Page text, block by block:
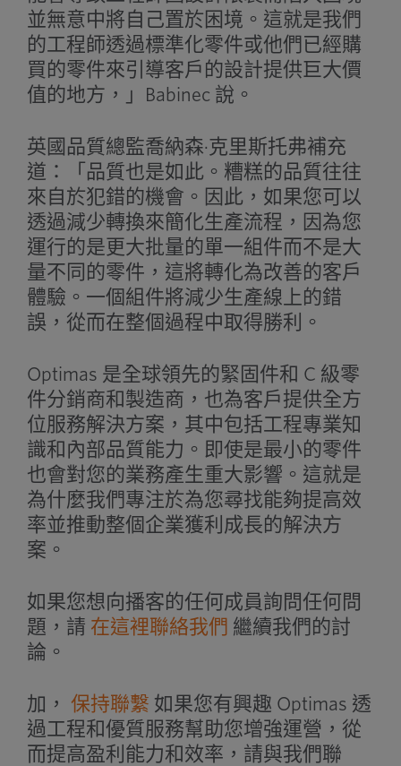
並無意中將自己置於困境。這就是我們
的工程師透過標準化零件或他們已經購
買的零件來引導客戶的設計提供巨大價
值的地方，」Babinec 說。
英國品質總監喬納森·克里斯托弗補充
道：「品質也是如此。糟糕的品質往往
來自於犯錯的機會。因此，如果您可以
透過減少轉換來簡化生產流程，因為您
運行的是更大批量的單一組件而不是大
量不同的零件，這將轉化為改善的客戶
體驗。一個組件將減少生產線上的錯
誤，從而在整個過程中取得勝利。
Optimas 是全球領先的緊固件和 C 級零
件分銷商和製造商，也為客戶提供全方
位服務解決方案，其中包括工程專業知
識和內部品質能力。即使是最小的零件
也會對您的業務產生重大影響。這就是
為什麼我們專注於為您尋找能夠提高效
率並推動整個企業獲利成長的解決方
案。
如果您想向播客的任何成員詢問任何問
題，請 在這裡聯絡我們 繼續我們的討
論。
加， 保持聯繫 如果您有興趣 Optimas 透
過工程和優質服務幫助您增強運營，從
而提高盈利能力和效率，請與我們聯